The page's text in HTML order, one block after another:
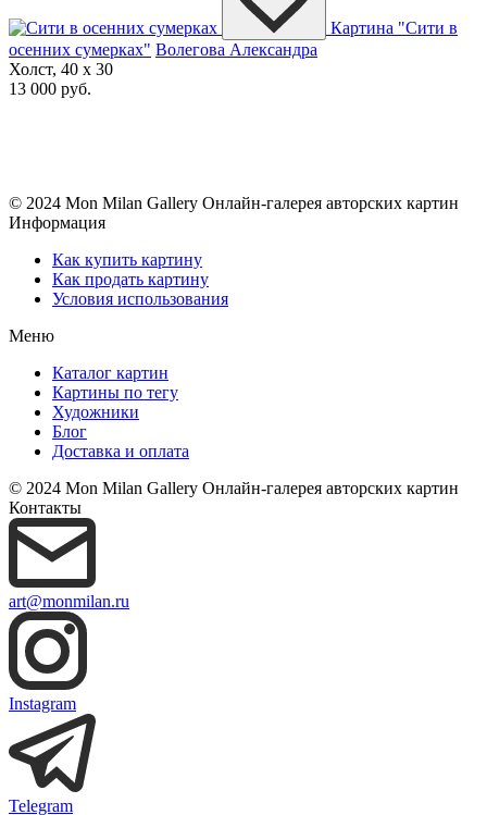
Картина "Сити в
осенних сумерках" Волегова Александра
Холст, 40 x 30
13 000 руб.
© 2024 Mon Milan Gallery Онлайн-галерея авторских картин
Информация
Как купить картину
Как продать картину
Условия использования
Меню
Каталог картин
Картины по тегу
Художники
Блог
Доставка и оплата
© 2024 Mon Milan Gallery Онлайн-галерея авторских картин
Контакты
art@monmilan.ru
Instagram
Telegram